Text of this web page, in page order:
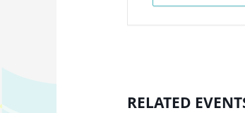
RELATED